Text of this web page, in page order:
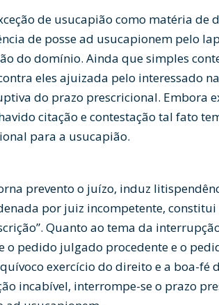
de usucapião como matéria de
de posse ad usucapionem pelo
do domínio. Ainda que simples
eles ajuizada pelo interessado
do prazo prescricional. Embora
citação e contestação tal fato
para a usucapião.
prevento o juízo, induz
por juiz incompetente, constitui
Quanto ao tema da
o pedido julgado procedente e o
exercício do direito e a boa-fé
incabível, interrompe-se o prazo